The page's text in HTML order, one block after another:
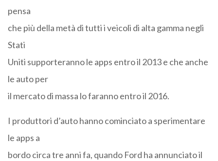
pensa
che più della metà di tutti i veicoli di alta gamma negli
Stati
Uniti supporteranno le apps entro il 2013 e che anche
le auto per
il mercato di massa lo faranno entro il 2016.
I produttori d’auto hanno cominciato a sperimentare
le apps a
bordo circa tre anni fa, quando Ford ha annunciato il